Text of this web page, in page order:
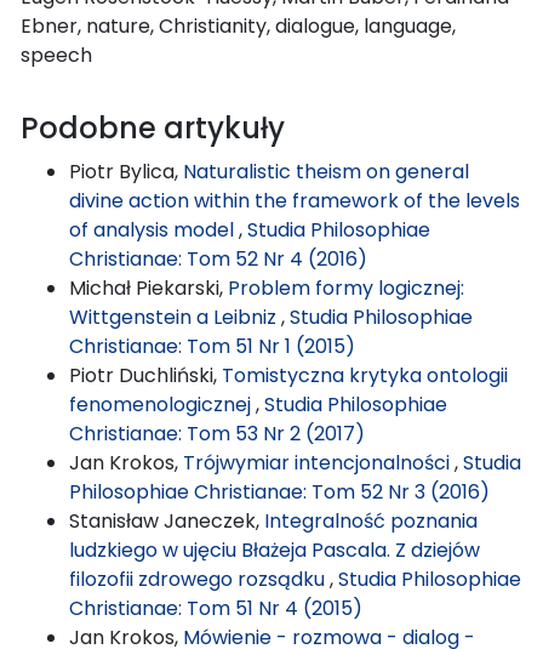
Ebner, nature, Christianity, dialogue, language,
speech
Podobne artykuły
Piotr Bylica, Naturalistic theism on general
divine action within the framework of the levels
of analysis model,Studia Philosophiae
Christianae: Tom 52 Nr 4 (2016)
Michał Piekarski, Problem formy logicznej:
Wittgenstein a Leibniz ,Studia Philosophiae
Christianae: Tom 51 Nr 1 (2015)
Piotr Duchliński, Tomistyczna krytyka ontologii
fenomenologicznej,Studia Philosophiae
Christianae: Tom 53 Nr 2 (2017)
Jan Krokos, Trójwymiar intencjonalności,Studia
Philosophiae Christianae: Tom 52 Nr 3 (2016)
Stanisław Janeczek, Integralność poznania
ludzkiego w ujęciu Błażeja Pascala. Z dziejów
filozofii zdrowego rozsądku,Studia Philosophiae
Christianae: Tom 51 Nr 4 (2015)
Jan Krokos, Mówienie - rozmowa - dialog -